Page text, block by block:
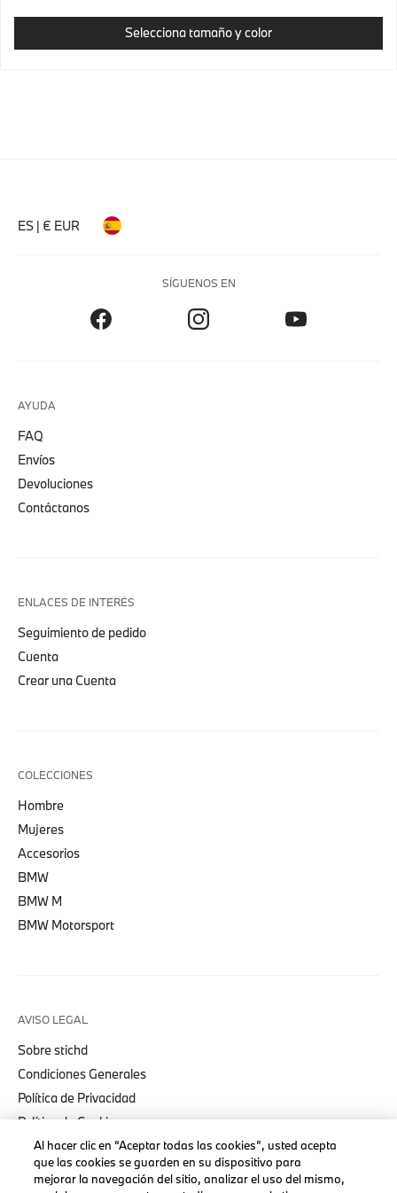
Selecciona tamaño y color
ES | € EUR
SÍGUENOS EN
AYUDA
FAQ
Envíos
Devoluciones
Contáctanos
ENLACES DE INTERÉS
Seguimiento de pedido
Cuenta
Crear una Cuenta
COLECCIONES
Hombre
Mujeres
Accesorios
BMW
BMW M
BMW Motorsport
AVISO LEGAL
Sobre stichd
Condiciones Generales
Política de Privacidad
Política de Cookies
Accessibility Act
Al hacer clic en “Aceptar todas las cookies”, usted acepta
que las cookies se guarden en su dispositivo para
mejorar la navegación del sitio, analizar el uso del mismo,